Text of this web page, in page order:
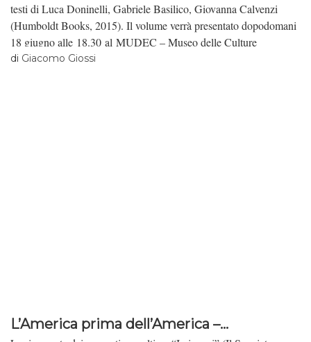
testi di Luca Doninelli, Gabriele Basilico, Giovanna Calvenzi
(Humboldt Books, 2015). Il volume verrà presentato dopodomani
18 giugno alle 18.30 al MUDEC – Museo delle Culture
di Milano.
di Giacomo Giossi
L’America prima dell’America –...